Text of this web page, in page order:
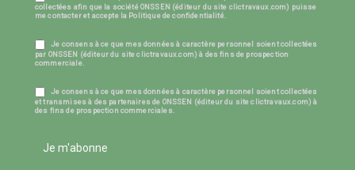
collectées afin que la société ONSSEN (éditeur du site clictravaux.com) puisse
me contacter et accepte la Politique de confidentialité.
Je consens à ce que mes données à caractère personnel soient collectées
par ONSSEN (éditeur du site clictravaux.com) à des fins de prospection
commerciale.
Je consens à ce que mes données à caractère personnel soient collectées
et transmises à des partenaires de ONSSEN (éditeur du site clictravaux.com) à
des fins de prospection commerciales.
Je m'abonne